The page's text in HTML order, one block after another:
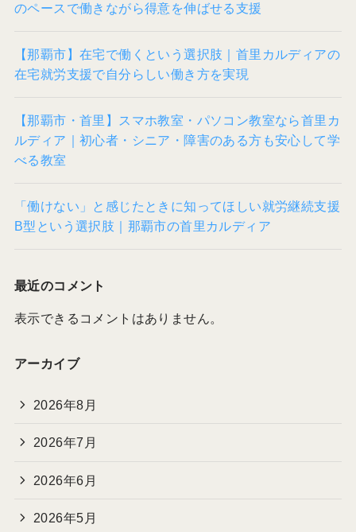
のペースで働きながら得意を伸ばせる支援
【那覇市】在宅で働くという選択肢｜首里カルディアの
在宅就労支援で自分らしい働き方を実現
【那覇市・首里】スマホ教室・パソコン教室なら首里カ
ルディア｜初心者・シニア・障害のある方も安心して学
べる教室
「働けない」と感じたときに知ってほしい就労継続支援
B型という選択肢｜那覇市の首里カルディア
最近のコメント
表示できるコメントはありません。
アーカイブ
2026年8月
2026年7月
2026年6月
2026年5月